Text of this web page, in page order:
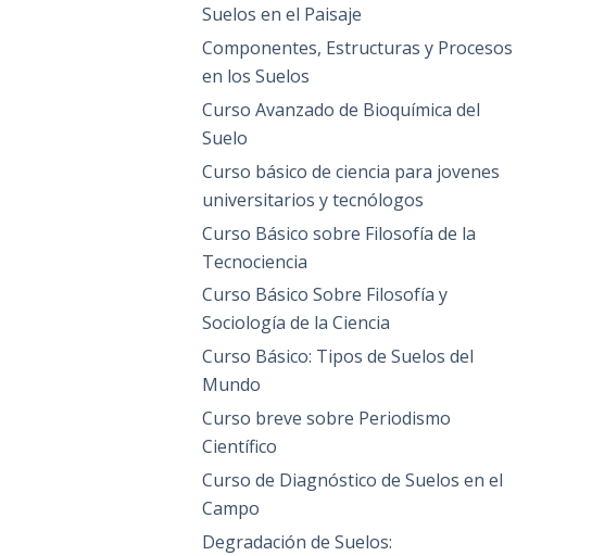
Suelos en el Paisaje
Componentes, Estructuras y Procesos
en los Suelos
Curso Avanzado de Bioquímica del
Suelo
Curso básico de ciencia para jovenes
universitarios y tecnólogos
Curso Básico sobre Filosofía de la
Tecnociencia
Curso Básico Sobre Filosofía y
Sociología de la Ciencia
Curso Básico: Tipos de Suelos del
Mundo
Curso breve sobre Periodismo
Científico
Curso de Diagnóstico de Suelos en el
Campo
Degradación de Suelos: